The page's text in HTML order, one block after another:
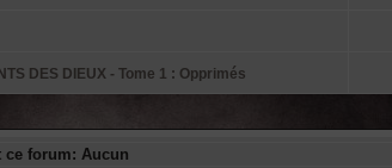
DES DIEUX - Tome 1 : Opprimés
ce forum: Aucun